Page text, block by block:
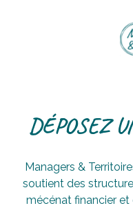
DÉPOSEZ
Managers &
soutient des
mécénat financier